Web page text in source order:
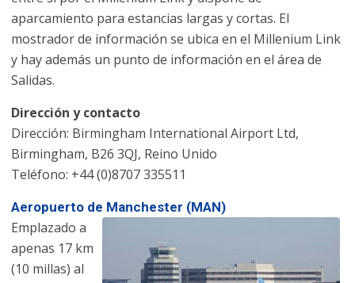
aparcamiento para estancias largas y cortas. El
mostrador de información se ubica en el Millenium Link
y hay además un punto de información en el área de
Salidas.
Dirección y contacto
Dirección: Birmingham International Airport Ltd,
Birmingham, B26 3QJ, Reino Unido
Teléfono: +44 (0)8707 335511
Aeropuerto de Manchester (MAN)
Emplazado a
apenas 17 km
(10 millas) al